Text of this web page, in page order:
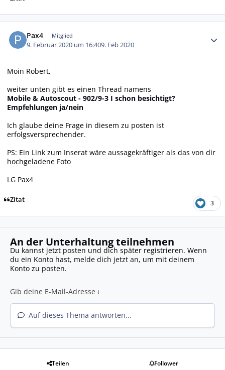
Pax4 Mitglied
9. Februar 2020 um 16:409. Feb 2020
Moin Robert,
weiter unten gibt es einen Thread namens
Mobile & Autoscout - 902/9-3 I schon besichtigt?
Empfehlungen ja/nein
Ich glaube deine Frage in diesem zu posten ist
erfolgsversprechender.
PS: Ein Link zum Inserat wäre aussagekräftiger als das von dir
hochgeladene Foto
LG Pax4
Zitat 3
An der Unterhaltung teilnehmen
Du kannst jetzt posten und dich später registrieren. Wenn
du ein Konto hast, melde dich jetzt an, um mit deinem
Konto zu posten.
Auf dieses Thema antworten...
Teilen Follower